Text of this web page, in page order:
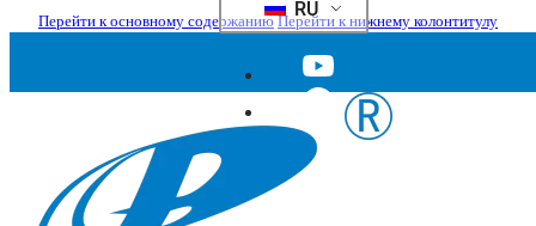
Перейти к основному содержаниюПерейти к нижнему колонтитулу
RU